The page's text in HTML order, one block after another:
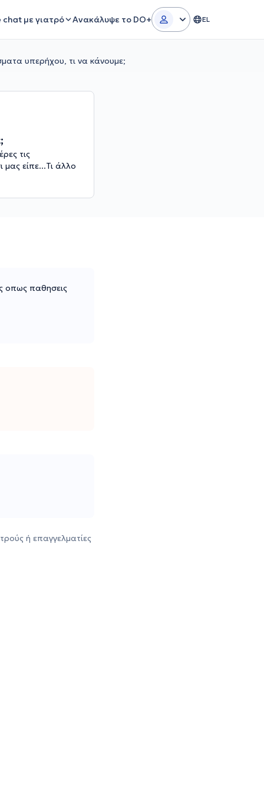
chat με γιατρό Ανακάλυψε το DO+ EL
υπερήχου, τι να κάνουμε;
τις
μας είπε...Τι άλλο
οπως παθησεις
ή επαγγελματίες